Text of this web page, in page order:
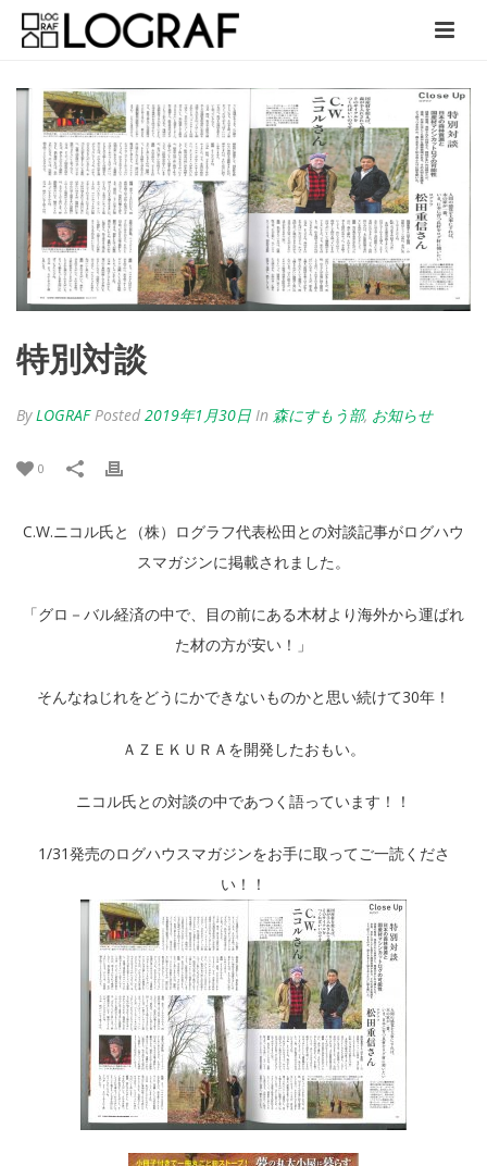
特別対談
ByLOGRAF Posted 2019年1月30日 In 森にすもう部, お知らせ
0
C.W.ニコル氏と（株）ログラフ代表松田との対談記事がログハウ
スマガジンに掲載されました。
「グロ－バル経済の中で、目の前にある木材より海外から運ばれ
た材の方が安い！」
そんなねじれをどうにかできないものかと思い続けて30年！
ＡＺＥＫＵＲＡを開発したおもい。
ニコル氏との対談の中であつく語っています！！
1/31発売のログハウスマガジンをお手に取ってご一読くださ
い！！